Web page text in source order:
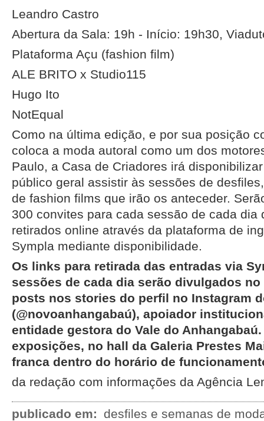
Leandro Castro
Abertura da Sala: 19h - Início: 19h30,
Plataforma Açu (fashion film)
ALE BRITO x Studio115
Hugo Ito
NotEqual
Como na última edição, e por sua posição
coloca a moda autoral como um dos
Paulo, a Casa de Criadores irá
público geral assistir às sessões de
de fashion films que irão os anteceder.
300 convites para cada sessão de cada dia
retirados online através da plataforma de
Sympla mediante disponibilidade.
Os links para retirada das entradas via
sessões de cada dia serão divulgados
posts nos stories do perfil no Instagram
(@novoanhangabaú), apoiador
entidade gestora do Vale do Anhangabaú.
exposições, no hall da Galeria Prestes
franca dentro do horário de
da redação com informações da Agência
publicado em:
desfiles e semanas de